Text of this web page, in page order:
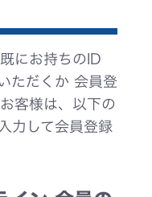
にお持ちのID
ただくか 会員登
客様は、以下の
力して会員登録